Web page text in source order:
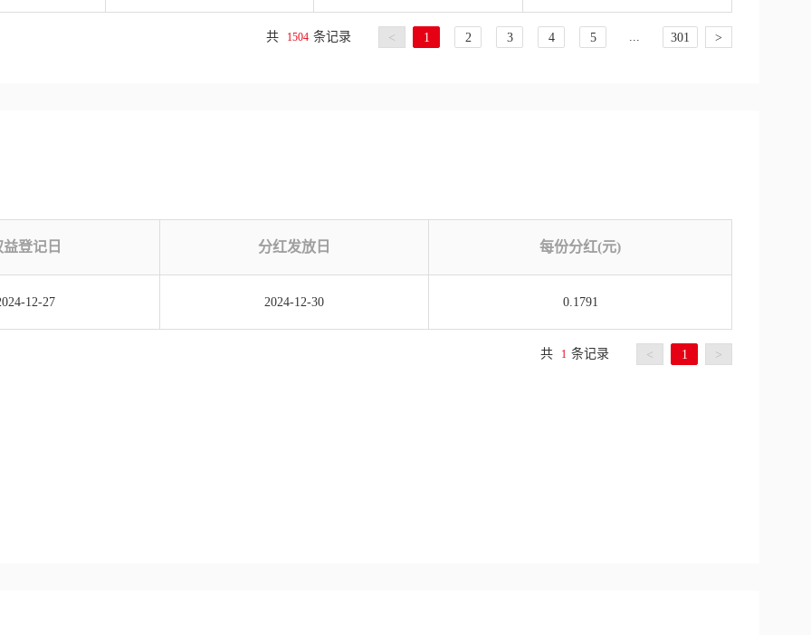
共 1504 条记录 < 1 2 3 4 5 ... 301 >
益登记日 分红发放日 每份分红(元)
12-27 2024-12-30 0.1791
共 1 条记录 < 1 >